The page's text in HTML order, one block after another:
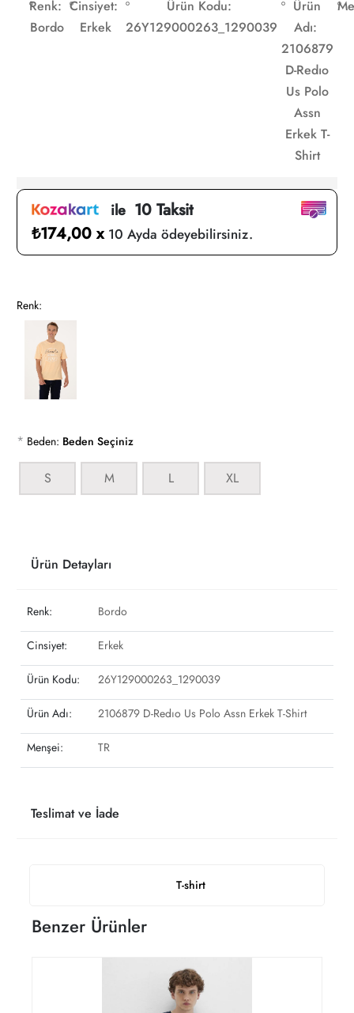
Renk:
Bordo
Cinsiyet:
Erkek
Ürün Kodu:
26Y129000263_1290039
Ürün
Adı:
2106879
D-Redıo
Us Polo
Assn
Erkek T-
Shirt
ile10 Taksit
₺174,00 x 10 Ayda ödeyebilirsiniz.
Renk:
* Beden: Beden Seçiniz
S M L XL
T-shirt
Ürün Detayları
Renk: Bordo
Cinsiyet: Erkek
Ürün Kodu: 26Y129000263_1290039
Ürün Adı: 2106879 D-Redıo Us Polo Assn Erkek T-Shirt
Menşei: TR
Teslimat ve İade
Benzer Ürünler